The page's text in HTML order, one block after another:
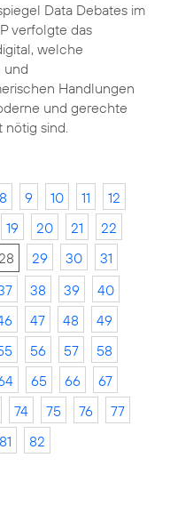
Data Debates im
verfolgte das
welche
und
Handlungen
und gerechte
nötig sind.
8 9 10 11
12
19 20 21
22
28 29 30
31
38 39
40
47 48
49
56 57
58
65 66
67
74 75 76
77
81 82